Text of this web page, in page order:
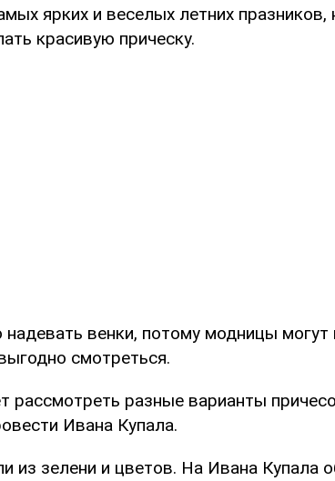
ярких и веселых летних празников,
красивую прическу.
венки, потому модницы могут
смотреться.
рассмотреть разные варианты
Ивана Купала.
из зелени и цветов. На Ивана Купала